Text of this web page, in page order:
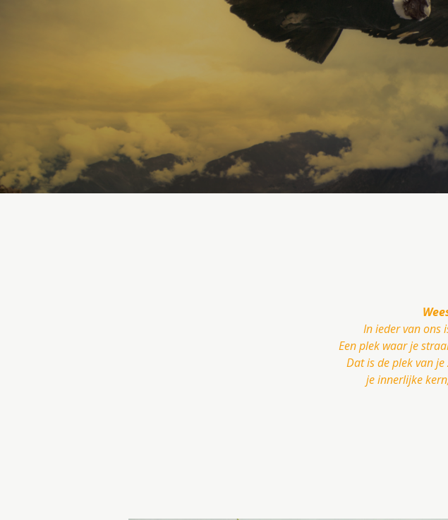
In ieder van ons
Een plek waar je
Dat is de plek van
je innerlijke